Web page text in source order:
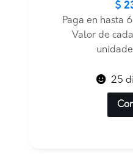
original
actual
$
Paga en hasta
Valor de
25